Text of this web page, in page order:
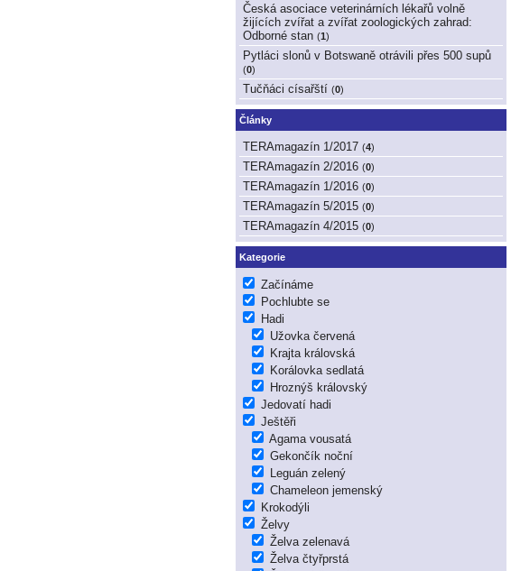
Česká asociace veterinárních lékařů volně
žijících zvířat a zvířat zoologických zahrad:
Odborné stan (1)
Pytláci slonů v Botswaně otrávili přes 500 supů
(0)
Tučňáci císařští (0)
Články
TERAmagazín 1/2017 (4)
TERAmagazín 2/2016 (0)
TERAmagazín 1/2016 (0)
TERAmagazín 5/2015 (0)
TERAmagazín 4/2015 (0)
Kategorie
Začínáme
Pochlubte se
Hadi
Užovka červená
Krajta královská
Korálovka sedlatá
Hroznýš královský
Jedovatí hadi
Ještěři
Agama vousatá
Gekončík noční
Leguán zelený
Chameleon jemenský
Krokodýli
Želvy
Želva zelenavá
Želva čtyřprstá